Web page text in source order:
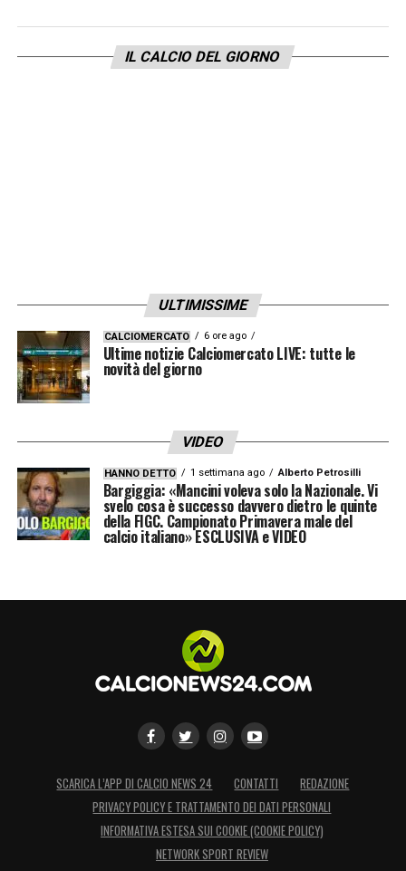
di concluderla nel migliore dei modi. Si tratta
di una clausola di 52 milioni che non vale
IL CALCIO DEL GIORNO
ULTIMISSIME
CALCIOMERCATO 6 ore ago
Ultime notizie Calciomercato LIVE: tutte le
novità del giorno
VIDEO
HANNO DETTO 1 settimana ago Alberto Petrosilli
Bargiggia: «Mancini voleva solo la Nazionale. Vi
svelo cosa è successo davvero dietro le quinte
della FIGC. Campionato Primavera male del
calcio italiano» ESCLUSIVA e VIDEO
SCARICA L’APP DI CALCIO NEWS 24 CONTATTI
REDAZIONE
PRIVACY POLICY E TRATTAMENTO DEI DATI PERSONALI
INFORMATIVA ESTESA SUI COOKIE (COOKIE POLICY)
NETWORK SPORT REVIEW